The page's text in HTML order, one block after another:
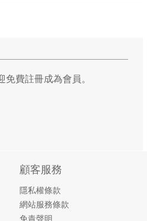
費註冊成為會員。
顧客服務
隱私權條款
網站服務條款
免責聲明